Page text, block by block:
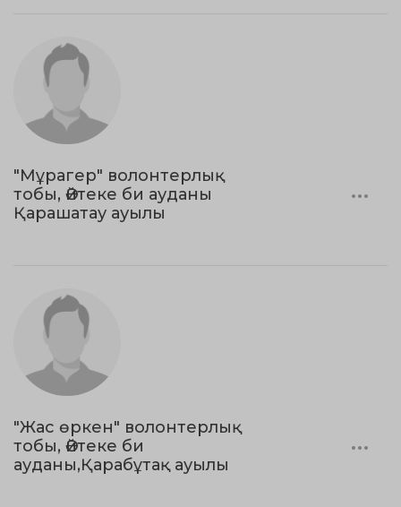
"Мұрагер" волонтерлық
тобы, Әйтеке би ауданы
Қарашатау ауылы
"Жас өркен" волонтерлық
тобы, Әйтеке би
ауданы,Қарабұтақ ауылы